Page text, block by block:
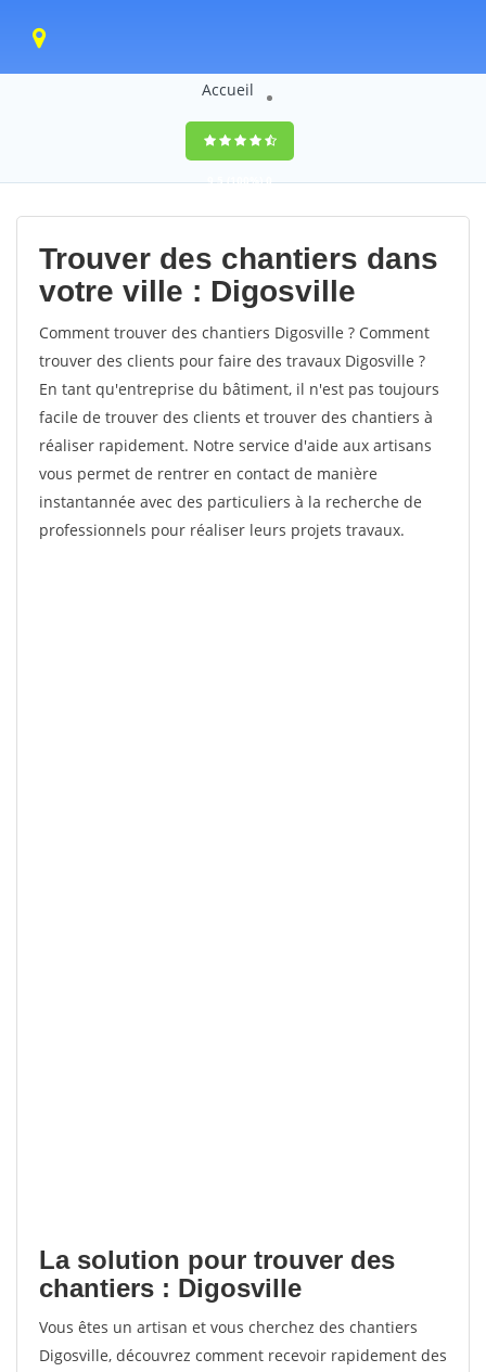
Accueil
9,5(100%)0
votes
Trouver des chantiers dans
votre ville : Digosville
Comment trouver des chantiers Digosville ? Comment
trouver des clients pour faire des travaux Digosville ?
En tant qu'entreprise du bâtiment, il n'est pas toujours
facile de trouver des clients et trouver des chantiers à
réaliser rapidement. Notre service d'aide aux artisans
vous permet de rentrer en contact de manière
instantannée avec des particuliers à la recherche de
professionnels pour réaliser leurs projets travaux.
La solution pour trouver des
chantiers : Digosville
Vous êtes un artisan et vous cherchez des chantiers
Digosville, découvrez comment recevoir rapidement des